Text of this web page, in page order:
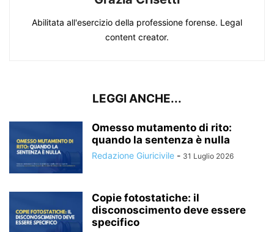
Abilitata all'esercizio della professione forense. Legal
content creator.
LEGGI ANCHE...
Omesso mutamento di rito:
quando la sentenza è nulla
Redazione Giuricivile - 31 Luglio 2026
Copie fotostatiche: il
disconoscimento deve essere
specifico